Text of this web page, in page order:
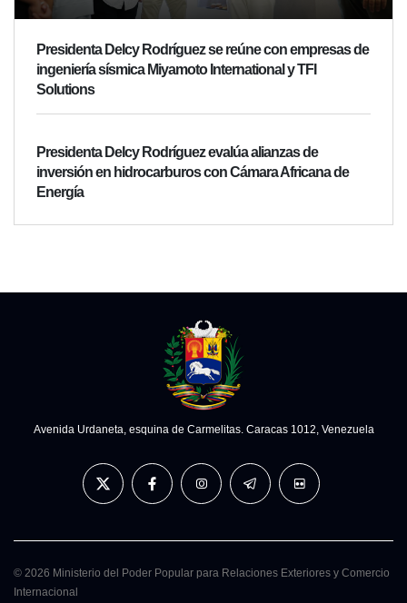
Presidenta Delcy Rodríguez se reúne con empresas de
ingeniería sísmica Miyamoto International y TFI
Solutions
Presidenta Delcy Rodríguez evalúa alianzas de
inversión en hidrocarburos con Cámara Africana de
Energía
Avenida Urdaneta, esquina de Carmelitas. Caracas 1012, Venezuela
© 2026 Ministerio del Poder Popular para Relaciones Exteriores y Comercio
Internacional